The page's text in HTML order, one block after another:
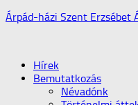
Árpád-házi Szent Erzsébet
Hírek
Bemutatkozás
Névadónk